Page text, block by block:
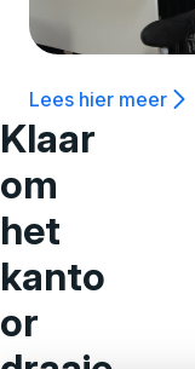
Lees hier meer
Klaar
om
het
kanto
or